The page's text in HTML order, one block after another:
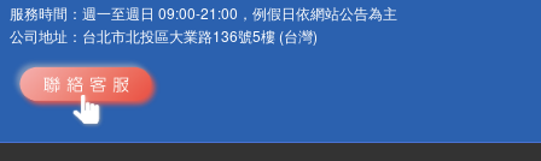
服務時間： 週一至週日 09:00-21:00，例假日依網站公告為主
公司地址： 台北市北投區大業路136號5樓 (台灣)